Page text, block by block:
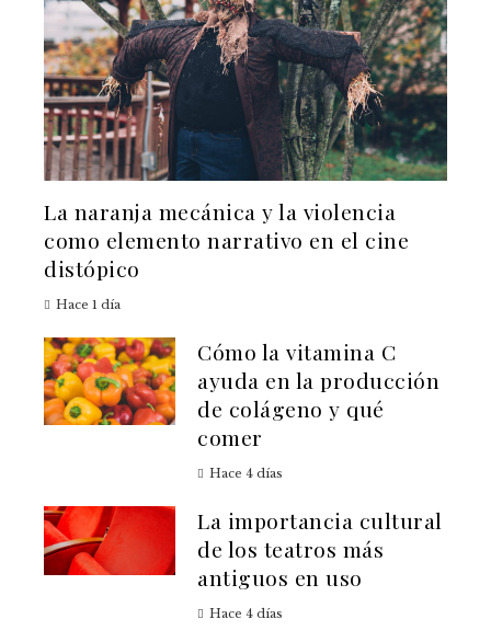
La naranja mecánica y la violencia
como elemento narrativo en el cine
distópico
Hace 1 día
Cómo la vitamina C
ayuda en la producción
de colágeno y qué
comer
Hace 4 días
La importancia cultural
de los teatros más
antiguos en uso
Hace 4 días